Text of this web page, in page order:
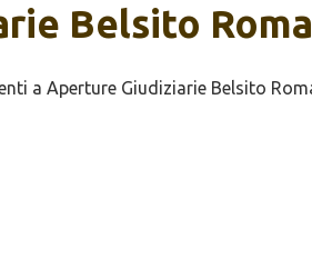
Belsito Roma